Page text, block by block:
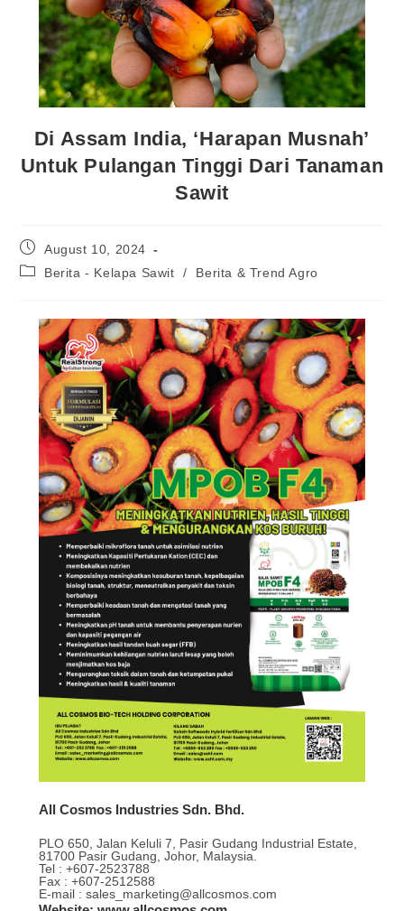
Di Assam India, ‘Harapan Musnah’
Untuk Pulangan Tinggi Dari Tanaman
Sawit
August 10, 2024
Berita - Kelapa Sawit
/ Berita & Trend Agro
All Cosmos Industries Sdn. Bhd.
PLO 650, Jalan Keluli 7, Pasir Gudang Industrial Estate,
81700 Pasir Gudang, Johor, Malaysia.
Tel : +607-2523788
Fax : +607-2512588
E-mail : sales_marketing@allcosmos.com